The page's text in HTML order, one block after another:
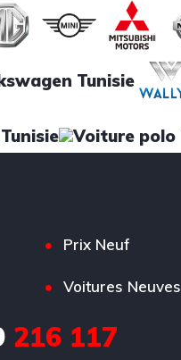
Prix Neuf
Voitures Neuves
216 117